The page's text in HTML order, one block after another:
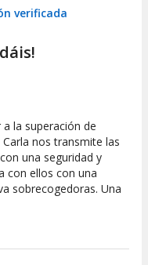
verificada
10 la superación de
nos transmite las
una seguridad y
con ellos con una
sobrecogedoras. Una